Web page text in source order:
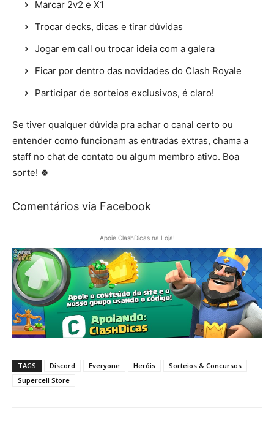
Marcar 2v2 e X1
Trocar decks, dicas e tirar dúvidas
Jogar em call ou trocar ideia com a galera
Ficar por dentro das novidades do Clash Royale
Participar de sorteios exclusivos, é claro!
Se tiver qualquer dúvida pra achar o canal certo ou
entender como funcionam as entradas extras, chama a
staff no chat de contato ou algum membro ativo. Boa
sorte! 🍀
Comentários via Facebook
Apoie ClashDicas na Loja!
TAGS Discord Everyone Heróis
Sorteios & Concursos
Supercell Store